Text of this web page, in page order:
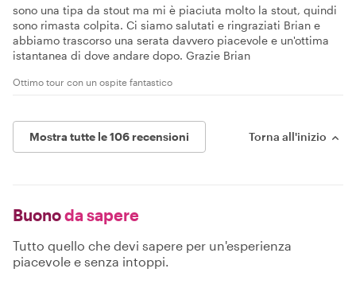
sono una tipa da stout ma mi è piaciuta molto la stout, quindi
sono rimasta colpita. Ci siamo salutati e ringraziati Brian e
abbiamo trascorso una serata davvero piacevole e un'ottima
istantanea di dove andare dopo. Grazie Brian
Ottimo tour con un ospite fantastico
Mostra tutte le 106 recensioni Torna all'inizio
Buonoda sapere
Tutto quello che devi sapere per un'esperienza
piacevole e senza intoppi.